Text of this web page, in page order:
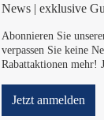
News | exklusive
Abonnieren Sie
verpassen Sie keine
Rabattaktionen mehr!
Jetzt anmelden